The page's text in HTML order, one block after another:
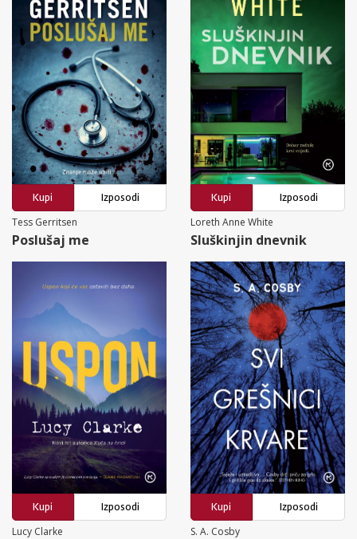
Kupi
Izposodi
Tess Gerritsen
Poslušaj me
Kupi
Izposodi
Loreth Anne White
Sluškinjin dnevnik
Kupi
Izposodi
Lucy Clarke
Kupi
Izposodi
S. A. Cosby